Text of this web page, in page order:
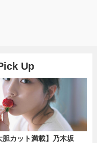
Up
胆カット満載】乃木坂